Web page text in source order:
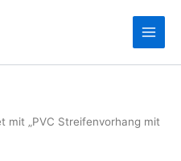
mit „PVC Streifenvorhang mit